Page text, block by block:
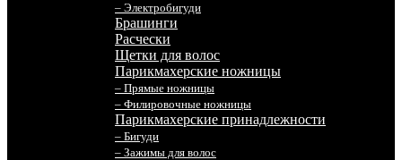
– Электробигуди
Брашинги
Расчески
Щетки для волос
Парикмахерские ножницы
– Прямые ножницы
– Филировочные ножницы
Парикмахерские принадлежности
– Бигуди
– Зажимы для волос